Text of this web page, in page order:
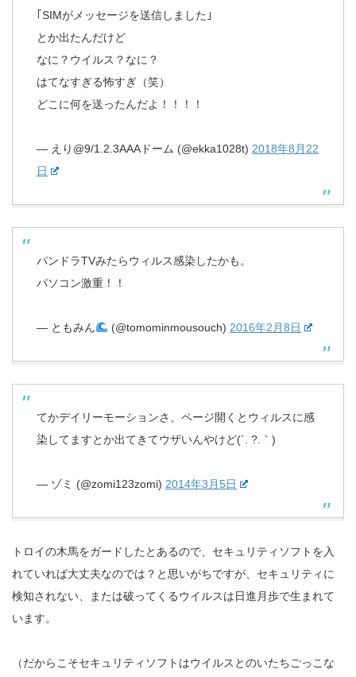
｢SIMがメッセージを送信しました｣
とか出たんだけど
なに？ウイルス？なに？
はてなすぎる怖すぎ（笑）
どこに何を送ったんだよ！！！！
— えり@9/1.2.3AAAドーム (@ekka1028t) 2018年8月22
日
パンドラTVみたらウィルス感染したかも。
パソコン激重！！
— ともみん (@tomominmousouch) 2016年2月8日
てかデイリーモーションさ、ページ開くとウィルスに感
染してますとか出てきてウザいんやけど(´. ?.｀)
— ゾミ (@zomi123zomi) 2014年3月5日
トロイの木馬をガードしたとあるので、セキュリティソフトを入
れていれば大丈夫なのでは？と思いがちですが、セキュリティに
検知されない、または破ってくるウイルスは日進月歩で生まれて
います。
（だからこそセキュリティソフトはウイルスとのいたちごっこな